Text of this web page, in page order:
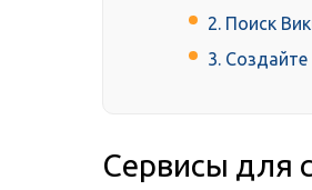
2. Поиск
3.
Сервисы для